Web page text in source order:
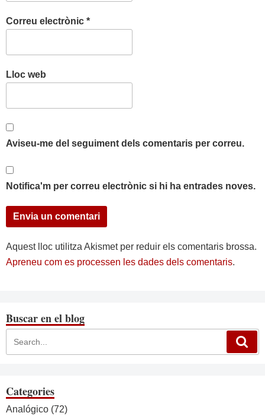
Correu electrònic *
Lloc web
Aviseu-me del seguiment dels comentaris per correu.
Notifica'm per correu electrònic si hi ha entrades noves.
Aquest lloc utilitza Akismet per reduir els comentaris brossa.
Apreneu com es processen les dades dels comentaris.
Buscar en el blog
Categories
Analógico (72)